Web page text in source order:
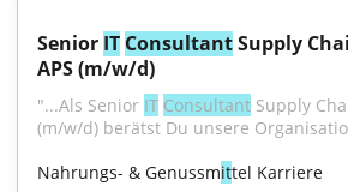
Senior IT Consultant Supply
APS (m/w/d)
"...Als Senior IT Consultant Supply
(m/w/d) berätst Du unsere
Nahrungs- & Genussmittel Karriere